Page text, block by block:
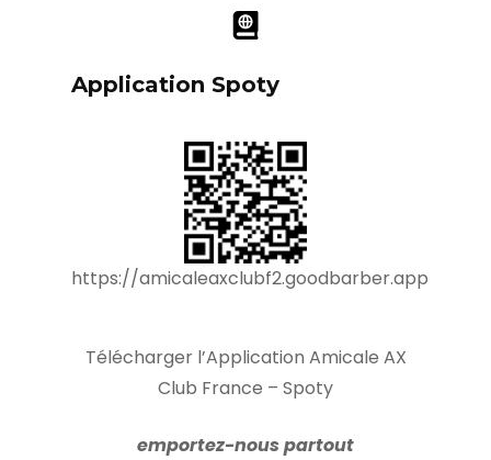
Application Spoty
https://amicaleaxclubf2.goodbarber.app
Télécharger l’Application Amicale AX
Club France – Spoty
emportez-nous partout